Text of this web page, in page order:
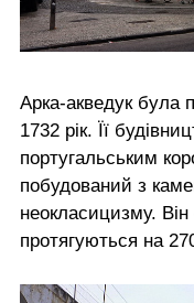
Арка-акведук була
1732 рік. Її
португальським
побудований з
неокласицизму. Він
протягуються на